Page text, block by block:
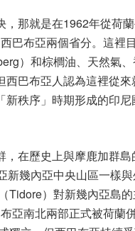
那就是在1962年從荷
巴布亞兩個省分。這裡
）和棕櫚油、天然氣
巴布亞人認為這裡從來
秩序」時期形成的印
在歷史上與摩鹿加群
幾內亞中央山區一樣
Tidore）對新幾內亞島
亞南北兩部正式被荷蘭